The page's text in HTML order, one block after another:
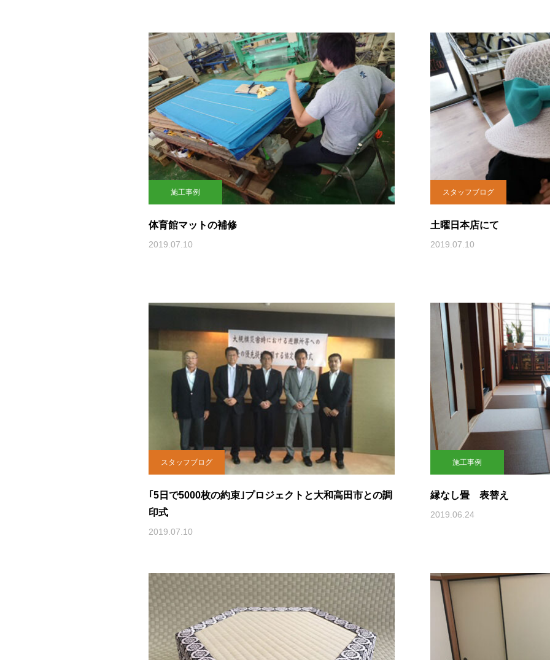
施工事例
体育館マットの補修
2019.07.10
スタッフブログ
土曜日本店にて
2019.07.10
スタッフブログ
｢5日で5000枚の約束｣プロジェクトと大和高田市との調
印式
2019.07.10
施工事例
縁なし畳 表替え
2019.06.24